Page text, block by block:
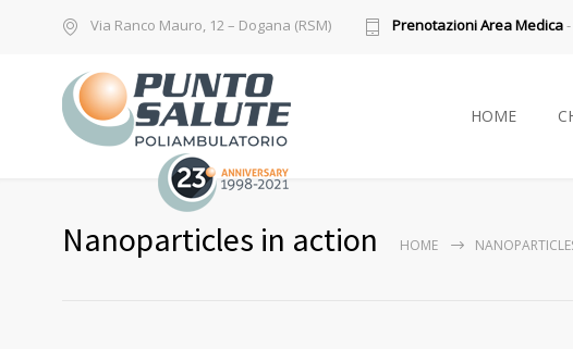
Via Ranco Mauro, 12 – Dogana (RSM) Prenotazioni Area Medica
HOME
Nanoparticles in action HOME